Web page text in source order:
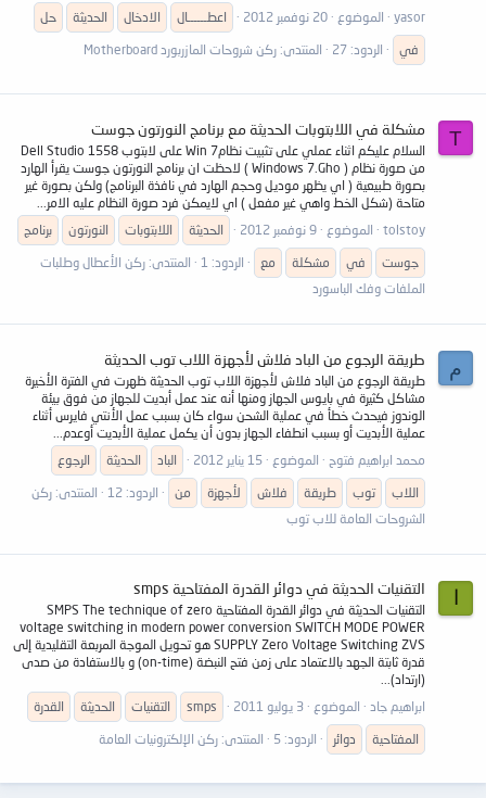
yasor
الموضوع 20 نوفمبر 2012 اعطــــــال الادخال الحديثة
حل
في
الردود: 27 المنتدى: ركن شروحات المازربورد Motherboard
T مشكلة في اللابتوبات الحديثة مع برنامج النورتون جوست
السلام عليكم اثناء عملي على تثبيت نظامWin 7 على لابتوب Dell Studio 1558
من صورة نظام ( Windows 7.Gho ) لاحظت ان برنامج النورتون جوست يقرأ الهارد
بصورة طبيعية ( اي يظهر موديل وحجم الهارد في نافذة البرنامج) ولكن بصورة غير
متاحة (شكل الخط واهي غير مفعل ) اي لايمكن فرد صورة النظام عليه الامر...
tolstoy
الموضوع 9 نوفمبر 2012 الحديثة اللابتوبات النورتون
برنامج
جوست
في مشكلة مع الردود: 1 المنتدى: ركن الأعطال وطلبات
الملفات وفك الباسورد
م طريقة الرجوع من الباد فلاش لأجهزة اللاب توب الحديثة
طريقة الرجوع من الباد فلاش لأجهزة اللاب توب الحديثة ظهرت في الفترة الأخيرة
مشاكل كثيرة في بايوس الجهاز ومنها أنه عند عمل أبديت للجهاز من فوق بيئة
الوندوز فيحدث خطأ في عملية الشحن سواء كان بسبب عمل الأنتي فايرس أثناء
عملية الأبديت أو بسبب انطفاء الجهاز بدون أن يكمل عملية الأبديت أوعدم...
محمد ابراهيم فتوح
الموضوع 15 يناير 2012 الباد الحديثة
الرجوع
اللاب
توب طريقة فلاش لأجهزة من الردود: 12 المنتدى: ركن
الشروحات العامة للاب توب
التقنيات الحديثة في دوائر القدرة المفتاحية smps
التقنيات الحديثة في دوائر القدرة المفتاحية SMPS The technique of zero
voltage switching in modern power conversion SWITCH MODE POWER
SUPPLY Zero Voltage Switching ZVS هو تحويل الموجة المربعة التقليدية إلى
قدرة ثابتة الجهد بالاعتماد على زمن فتح النبضة (on-time) و بالاستفادة من صدى
(ارتداد)...
ابراهيم جاد
الموضوع 3 يوليو 2011 smps التقنيات الحديثة
القدرة
المفتاحية
دوائر الردود: 5 المنتدى: ركن الإلكترونيات العامة